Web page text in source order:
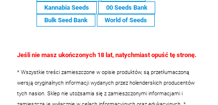
Kannabia Seeds
00 Seeds Bank
Bulk Seed Bank
World of Seeds
Jeśli nie masz ukończonych 18 lat, natychmiast opuść tę stronę.
* Wszystkie treści zamieszczone w opisie produktów, są przetłumaczoną
wersją oryginalnych informacji wydanych przez holenderskich producentów
tych nasion. Sklep nie utożsamia się z zamieszczonymi informacjami i